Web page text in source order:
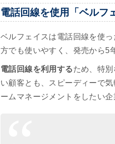
電話回線を使用「ベル
ベルフェイスは電話回線を使
方でも使いやすく、発売から5
電話回線を利用するため、特
い顧客とも、スピーディーで
ームマネージメントをしたい企